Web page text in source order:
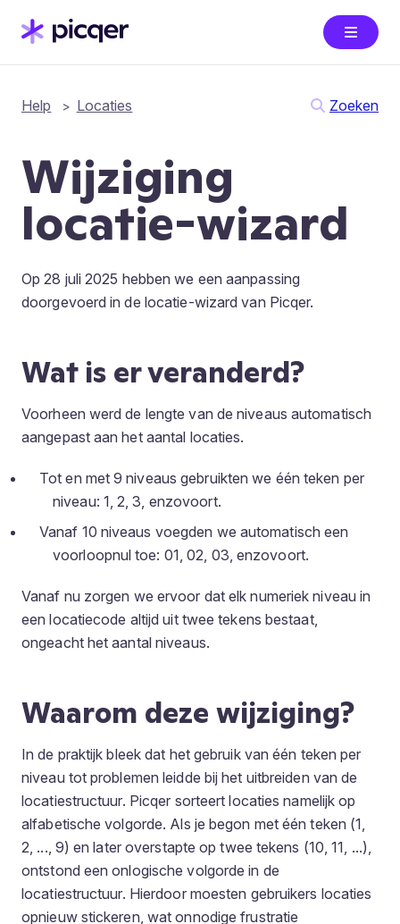
Help Locaties Zoeken
Wijziging
locatie-wizard
Op 28 juli 2025 hebben we een aanpassing
doorgevoerd in de locatie-wizard van Picqer.
Wat is er veranderd?
Voorheen werd de lengte van de niveaus automatisch
aangepast aan het aantal locaties.
Tot en met 9 niveaus gebruikten we één teken per
niveau: 1, 2, 3, enzovoort.
Vanaf 10 niveaus voegden we automatisch een
voorloopnul toe: 01, 02, 03, enzovoort.
Vanaf nu zorgen we ervoor dat elk numeriek niveau in
een locatiecode altijd uit twee tekens bestaat,
ongeacht het aantal niveaus.
Waarom deze wijziging?
In de praktijk bleek dat het gebruik van één teken per
niveau tot problemen leidde bij het uitbreiden van de
locatiestructuur. Picqer sorteert locaties namelijk op
alfabetische volgorde. Als je begon met één teken (1,
2, ..., 9) en later overstapte op twee tekens (10, 11, ...),
ontstond een onlogische volgorde in de
locatiestructuur. Hierdoor moesten gebruikers locaties
opnieuw stickeren, wat onnodige frustratie